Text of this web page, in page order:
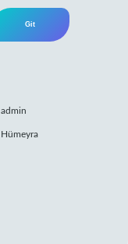
admin
Hümeyra